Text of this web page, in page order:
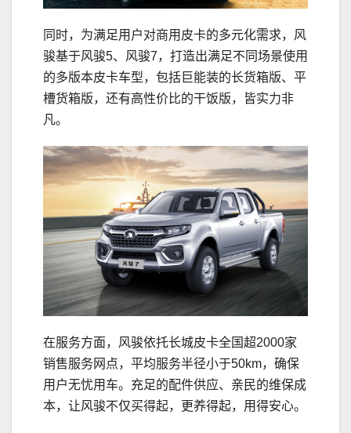
同时，为满足用户对商用皮卡的多元化需求，风
骏基于风骏5、风骏7，打造出满足不同场景使用
的多版本皮卡车型，包括巨能装的长货箱版、平
槽货箱版，还有高性价比的干饭版，皆实力非
凡。
在服务方面，风骏依托长城皮卡全国超2000家
销售服务网点，平均服务半径小于50km，确保
用户无忧用车。充足的配件供应、亲民的维保成
本，让风骏不仅买得起，更养得起，用得安心。